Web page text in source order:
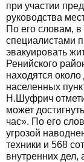
при участии
руководства
По его словам, в
специалистами
эвакуировать
Ренийского
находятся
населенных
Н.Шуфрич
может
час». По его
угрозой
техники и 568
внутренних дел,